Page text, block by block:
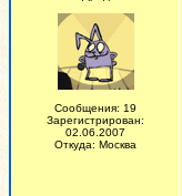
Сообщения: 19
Зарегистрирован:
02.06.2007
Откуда: Москва